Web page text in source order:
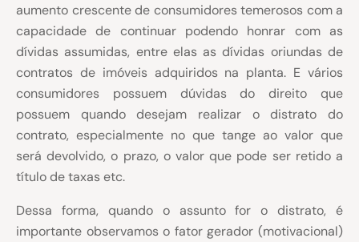
aumento crescente de consumidores temerosos com a
capacidade de continuar podendo honrar com as
dívidas assumidas, entre elas as dívidas oriundas de
contratos de imóveis adquiridos na planta. E vários
consumidores possuem dúvidas do direito que
possuem quando desejam realizar o distrato do
contrato, especialmente no que tange ao valor que
será devolvido, o prazo, o valor que pode ser retido a
título de taxas etc.
Dessa forma, quando o assunto for o distrato, é
importante observamos o fator gerador (motivacional)